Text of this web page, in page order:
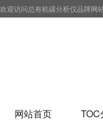
欢迎访问总有机碳分析仪品牌网
网站首页 TOC